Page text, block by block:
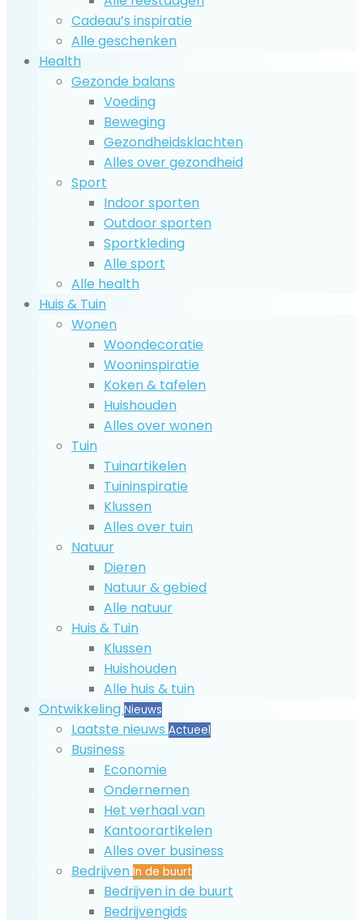
Cadeau’s inspiratie
Alle geschenken
Health
Gezonde balans
Voeding
Beweging
Gezondheidsklachten
Alles over gezondheid
Sport
Indoor sporten
Outdoor sporten
Sportkleding
Alle sport
Alle health
Huis & Tuin
Wonen
Woondecoratie
Wooninspiratie
Koken & tafelen
Huishouden
Alles over wonen
Tuin
Tuinartikelen
Tuininspiratie
Klussen
Alles over tuin
Natuur
Dieren
Natuur & gebied
Alle natuur
Huis & Tuin
Klussen
Huishouden
Alle huis & tuin
Ontwikkeling Nieuws
Laatste nieuws Actueel
Business
Economie
Ondernemen
Het verhaal van
Kantoorartikelen
Alles over business
Bedrijven In de buurt
Bedrijven in de buurt
Bedrijvengids